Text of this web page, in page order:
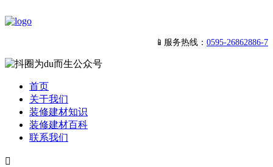
📱服务热线： 0595-26862886-7
首页
关于我们
装修建材知识
装修建材百科
联系我们
